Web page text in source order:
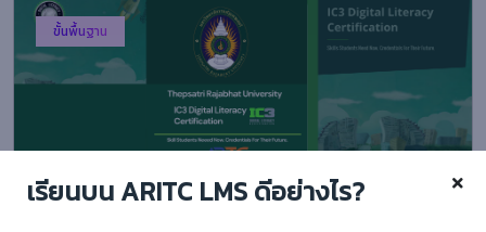
ขั้นพื้นฐาน
เรียนบน ARITC LMS ดีอย่างไร?